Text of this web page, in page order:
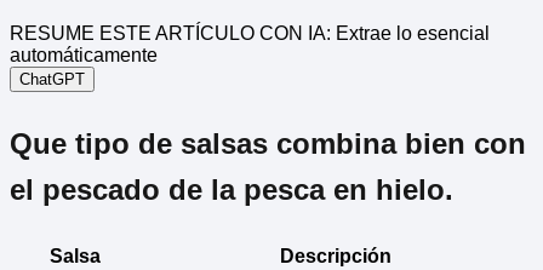
RESUME ESTE ARTÍCULO CON IA: Extrae lo esencial
automáticamente
ChatGPT
Que tipo de salsas combina bien con
el pescado de la pesca en hielo.
Salsa
Descripción